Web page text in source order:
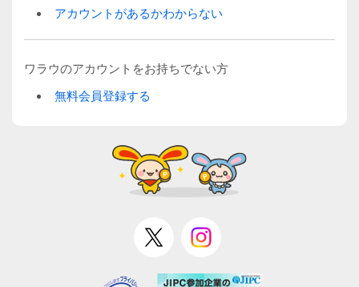
アカウントがあるかわからない
ワラウのアカウントをお持ちでない方
無料会員登録する